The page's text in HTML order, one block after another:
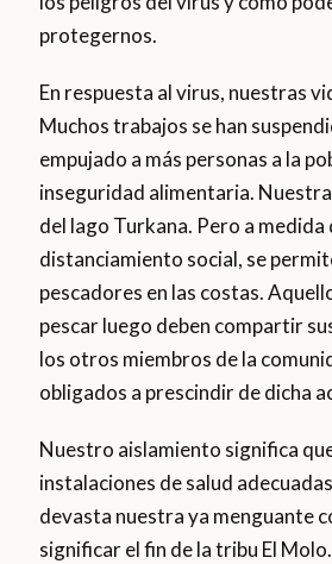
protegernos.
En respuesta al virus, nuestras
Muchos trabajos se han
empujado a más personas a la
inseguridad alimentaria.
del lago Turkana. Pero a medida
distanciamiento social, se
pescadores en las costas.
pescar luego deben compartir
los otros miembros de la
obligados a prescindir de dicha
Nuestro aislamiento significa
instalaciones de salud
devasta nuestra ya menguante
significar el fin de la tribu El Molo.